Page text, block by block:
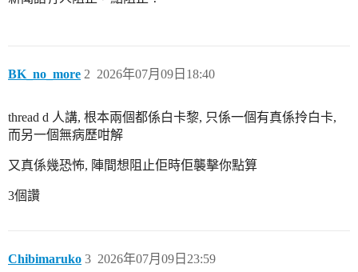
BK_no_more 2026年07月09日18:40
2
thread d 人講, 根本兩個都係白卡黎, 只係一個有真係拎白卡,
而另一個無病歷咁解
又真係幾恐怖, 陣間想阻止佢時佢襲擊你點算
3個讚
Chibimaruko 2026年07月09日23:59
3